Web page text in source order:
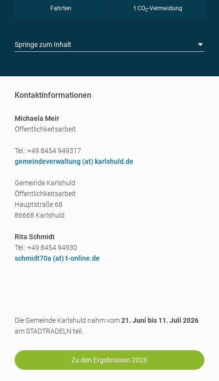
Fahrten t CO2-Vermeidung
Springe zum Inhalt
Kontaktinformationen
Michaela Meir
Öffentlichkeitsarbeit
Tel.: +49 8454 949317
gemeindeverwaltung (at) karlshuld.de
Gemeinde Karlshuld
Öffentlichkeitsarbeit
Hauptstraße 68
86668 Karlshuld
Rita Schmidt
Tel.: +49 8454 94930
schmidt70a (at) t-online.de
Die Gemeinde Karlshuld nahm vom21. Juni bis 11. Juli 2026
am STADTRADELN teil.
Zu den Ergebnissen 2026